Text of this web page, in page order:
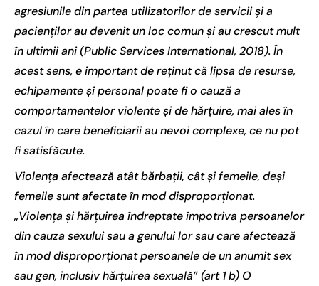
agresiunile din partea utilizatorilor de servicii și a
pacienților au devenit un loc comun și au crescut mult
în ultimii ani (Public Services International, 2018). În
acest sens, e important de reținut că lipsa de resurse,
echipamente și personal poate fi o cauză a
comportamentelor violente și de hărțuire, mai ales în
cazul în care beneficiarii au nevoi complexe, ce nu pot
fi satisfăcute.
Violența afectează atât bărbații, cât și femeile, deși
femeile sunt afectate în mod disproporționat.
„Violența și hărțuirea îndreptate împotriva persoanelor
din cauza sexului sau a genului lor sau care afectează
în mod disproporționat persoanele de un anumit sex
sau gen, inclusiv hărțuirea sexuală” (art 1 b) O